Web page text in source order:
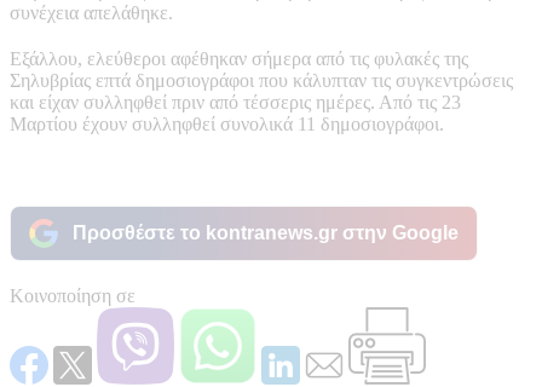
συνέχεια απελάθηκε.
Εξάλλου, ελεύθεροι αφέθηκαν σήμερα από τις φυλακές της
Σηλυβρίας επτά δημοσιογράφοι που κάλυπταν τις συγκεντρώσεις
και είχαν συλληφθεί πριν από τέσσερις ημέρες. Από τις 23
Μαρτίου έχουν συλληφθεί συνολικά 11 δημοσιογράφοι.
Προσθέστε το kontranews.gr στην Google
Κοινοποίηση σε